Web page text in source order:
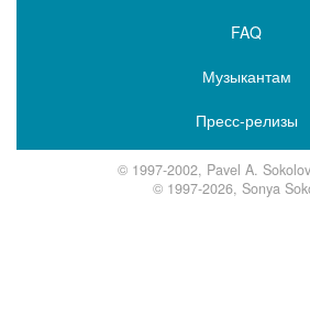
FAQ
Музыкантам
Пресс-релизы
© 1997-2002, Pavel A.
© 1997-2026, Sonya